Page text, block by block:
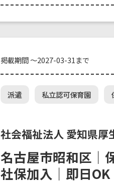
掲載期間 ～2027-03-31まで
派遣 私立認可保育園
社会福祉法人 愛知県
名古屋市昭和区｜
社保加入｜即日OK